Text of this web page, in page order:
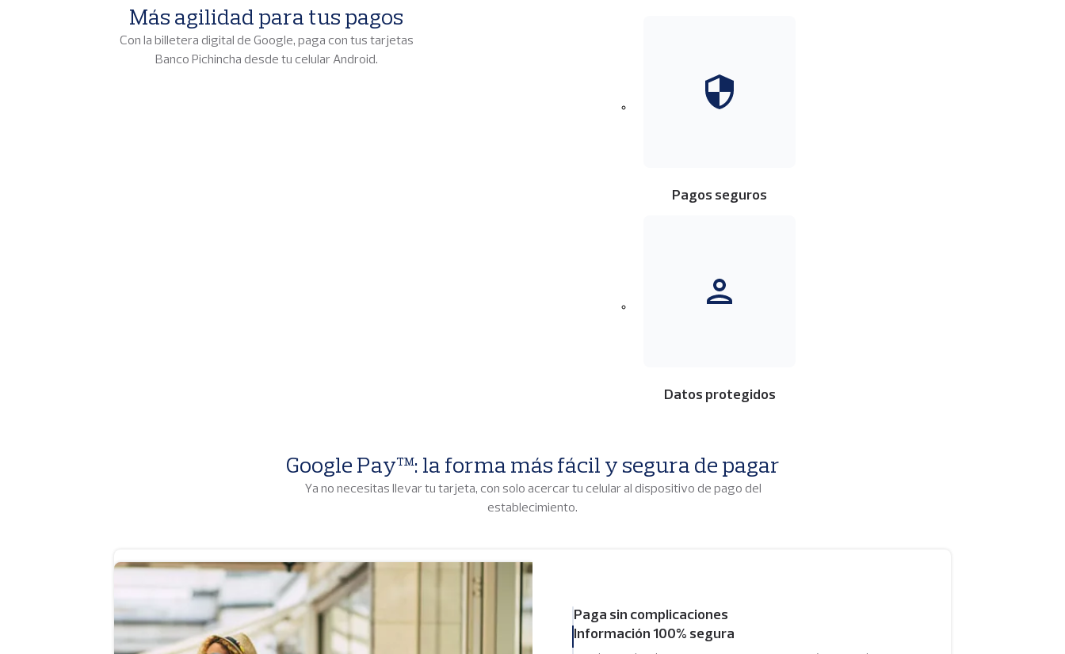
Más agilidad para tus pagos
Con la billetera digital de Google, paga con tus tarjetas
Banco Pichincha desde tu celular Android.
Imagen
Pagos seguros
Datos protegidos
Google Pay™: la forma más fácil y segura de pagar
Ya no necesitas llevar tu tarjeta, con solo acercar tu celular al dispositivo de pago del
establecimiento.
Paga sin complicaciones
Información 100% segura